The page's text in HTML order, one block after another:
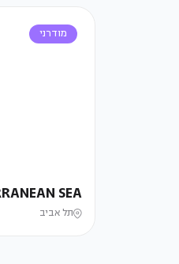
מודרני
SEA
תל אביב